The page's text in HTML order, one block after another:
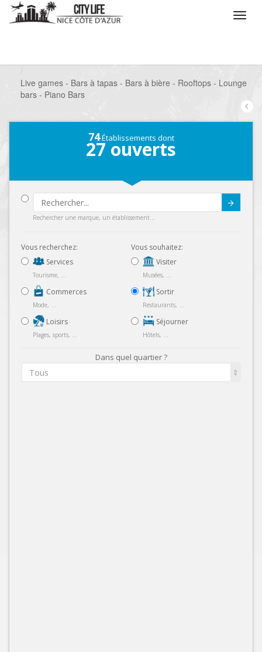
Live games - Bars à tapas - Bars à bière - Rooftops - Lounge
bars - Piano Bars
74Établissements dont
27 ouverts
Rechercher une marque, un établissement...
Vous recherchez:
Services
Tourisme, ...
Commerces
Mode, ...
Loisirs
Plages, sports, ...
Vous souhaitez:
Visiter
Musées, ...
Sortir
Restaurants, ...
Séjourner
Hôtels, ...
Dans quel quartier ?
Tous